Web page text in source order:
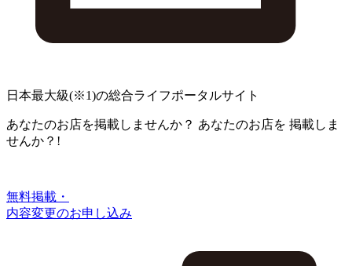
日本最大級(※1)の総合ライフポータルサイト
あなたのお店を掲載しませんか？ あなたのお店を 掲載しま
せんか？!
無料掲載・
内容変更のお申し込み